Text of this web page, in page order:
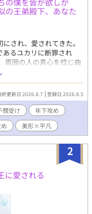
の王弟殿下、あなた
され、愛されてきた。
るユカリに断罪され
周囲の人の真心を捻じ曲
たね！」 「そうだった
なかった。 こうして追放
ちてしまい、そこで２０
、過去にナギを愛した
した現国王のアルフレ
出され、保護された。
、恋愛状態にあればさ
ある日、ルイスを始めと
そこで、アルフレドは
三千枚を与える！」 誰
のそばに寄り添ってくれ
強め騎士団員王弟
(精神年齢18くらい) ハ
ンライトノベルスにも掲
終更新日 2026.8.7 登録日 2026.8.5
憫受け
年下攻め
美形×平凡
2
に愛される